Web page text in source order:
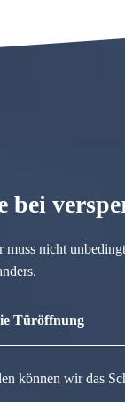
bei
muss nicht
Türöffnung
können wir das